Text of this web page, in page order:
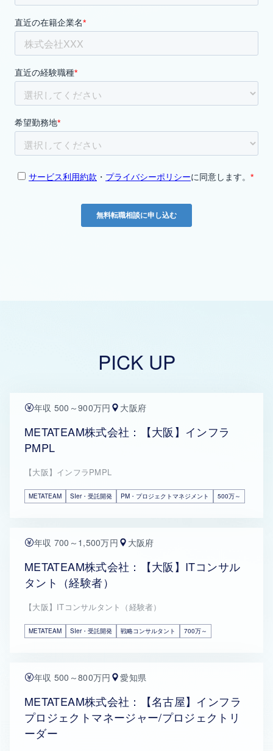
PICK UP
年収 500～900万円 大阪府
METATEAM株式会社：【大阪】インフラ
PMPL
【大阪】インフラPMPL
METATEAM SIer・受託開発 PM・プロジェクトマネジメント 500万～
年収 700～1,500万円 大阪府
METATEAM株式会社：【大阪】ITコンサル
タント（経験者）
【大阪】ITコンサルタント（経験者）
METATEAM SIer・受託開発 戦略コンサルタント 700万～
年収 500～800万円 愛知県
METATEAM株式会社：【名古屋】インフラ
プロジェクトマネージャー/プロジェクトリ
ーダー